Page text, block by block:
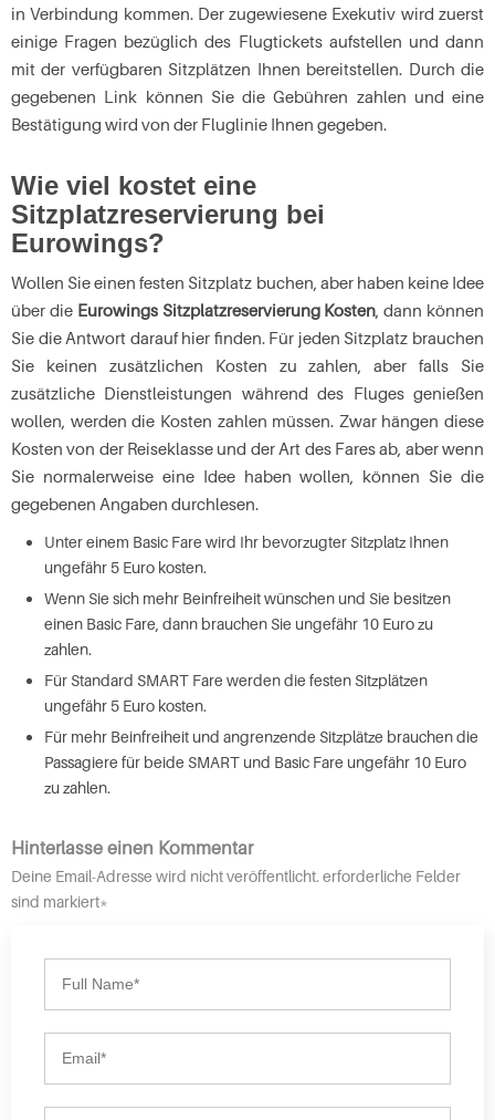
in Verbindung kommen. Der zugewiesene Exekutiv wird zuerst
einige Fragen bezüglich des Flugtickets aufstellen und dann
mit der verfügbaren Sitzplätzen Ihnen bereitstellen. Durch die
gegebenen Link können Sie die Gebühren zahlen und eine
Bestätigung wird von der Fluglinie Ihnen gegeben.
Wie viel kostet eine
Sitzplatzreservierung bei
Eurowings?
Wollen Sie einen festen Sitzplatz buchen, aber haben keine Idee
über die Eurowings Sitzplatzreservierung Kosten, dann können
Sie die Antwort darauf hier finden. Für jeden Sitzplatz brauchen
Sie keinen zusätzlichen Kosten zu zahlen, aber falls Sie
zusätzliche Dienstleistungen während des Fluges genießen
wollen, werden die Kosten zahlen müssen. Zwar hängen diese
Kosten von der Reiseklasse und der Art des Fares ab, aber wenn
Sie normalerweise eine Idee haben wollen, können Sie die
gegebenen Angaben durchlesen.
Unter einem Basic Fare wird Ihr bevorzugter Sitzplatz Ihnen
ungefähr 5 Euro kosten.
Wenn Sie sich mehr Beinfreiheit wünschen und Sie besitzen
einen Basic Fare, dann brauchen Sie ungefähr 10 Euro zu
zahlen.
Für Standard SMART Fare werden die festen Sitzplätzen
ungefähr 5 Euro kosten.
Für mehr Beinfreiheit und angrenzende Sitzplätze brauchen die
Passagiere für beide SMART und Basic Fare ungefähr 10 Euro
zu zahlen.
Hinterlasse einen Kommentar
Deine Email-Adresse wird nicht veröffentlicht. erforderliche Felder
sind markiert*